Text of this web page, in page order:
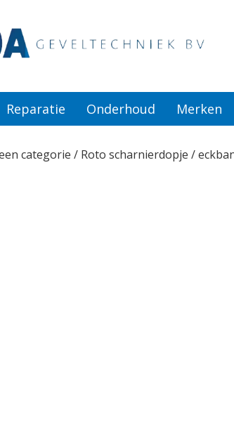
Reparatie Onderhoud Merken
categorie / Roto scharnierdopje /